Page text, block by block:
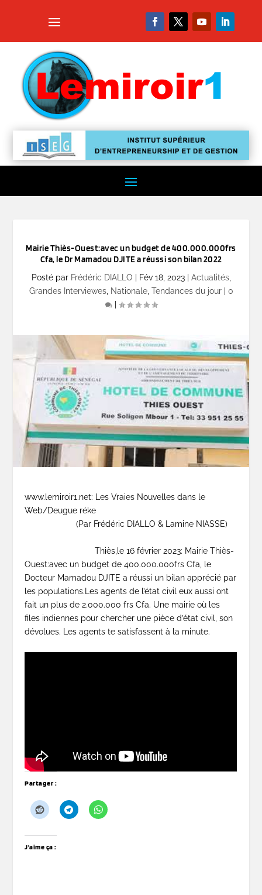
Mairie Thiès-Ouest:avec un budget de 400.000.000frs
Cfa, le Dr Mamadou DJITE a réussi son bilan 2022
Posté par Frédéric DIALLO Fév 18, 2023| Actualités,
Grandes Interviewes, Nationale, Tendances du jour| 0
|
www.lemiroir1.net: Les Vraies Nouvelles dans le
Web/Deugue réke
(Par Frédéric DIALLO & Lamine NIASSE)
Thiès,le 16 février 2023: Mairie Thiès-
Ouest:avec un budget de 400.000.000frs Cfa, le
Docteur Mamadou DJITE a réussi un bilan apprécié par
les populations.Les agents de l’état civil eux aussi ont
fait un plus de 2.000.000 frs Cfa. Une mairie où les
files indiennes pour chercher une pièce d’état civil, son
dévolues. Les agents te satisfassent à la minute.
Partager :
J’aime ça :